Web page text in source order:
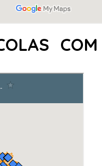
COM